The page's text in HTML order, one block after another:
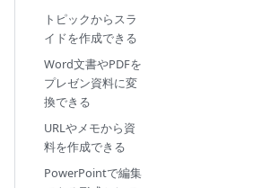
トピックからスラ
イドを作成できる
Word文書やPDFを
プレゼン資料に変
換できる
URLやメモから資
料を作成できる
PowerPointで編集